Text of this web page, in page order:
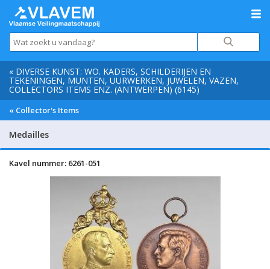
« DIVERSE KUNST: WO. KADERS, SCHILDERIJEN EN
TEKENINGEN, MUNTEN, UURWERKEN, JUWELEN, VAZEN,
COLLECTORS ITEMS ENZ. (ANTWERPEN) (6145)
« Collector's Items
Medailles
Kavel nummer: 6261-051